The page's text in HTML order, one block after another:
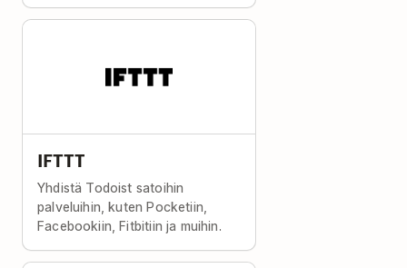
IFTTT
Yhdistä Todoist satoihin
palveluihin, kuten Pocketiin,
Facebookiin, Fitbitiin ja muihin.